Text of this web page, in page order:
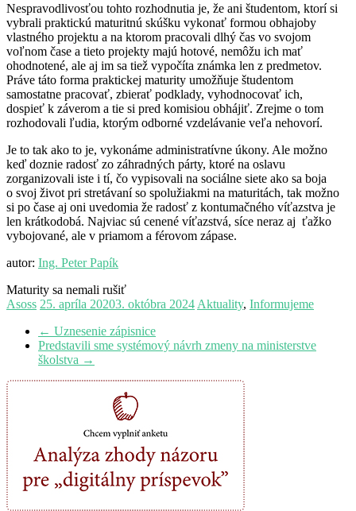
Nespravodlivosťou tohto rozhodnutia je, že ani študentom, ktorí si
vybrali praktickú maturitnú skúšku vykonať formou obhajoby
vlastného projektu a na ktorom pracovali dlhý čas vo svojom
voľnom čase a tieto projekty majú hotové, nemôžu ich mať
ohodnotené, ale aj im sa tiež vypočíta známka len z predmetov.
Práve táto forma praktickej maturity umožňuje študentom
samostatne pracovať, zbierať podklady, vyhodnocovať ich,
dospieť k záverom a tie si pred komisiou obhájiť. Zrejme o tom
rozhodovali ľudia, ktorým odborné vzdelávanie veľa nehovorí.
Je to tak ako to je, vykonáme administratívne úkony. Ale možno
keď doznie radosť zo záhradných párty, ktoré na oslavu
zorganizovali iste i tí, čo vypisovali na sociálne siete ako sa boja
o svoj život pri stretávaní so spolužiakmi na maturitách, tak možno
si po čase aj oni uvedomia že radosť z kontumačného víťazstva je
len krátkodobá. Najviac sú cenené víťazstvá, síce neraz aj ťažko
vybojované, ale v priamom a férovom zápase.
autor: Ing. Peter Papík
Maturity sa nemali rušiť
Asoss 25. apríla 20203. októbra 2024 Aktuality, Informujeme
← Uznesenie zápisnice
Predstavili sme systémový návrh zmeny na ministerstve
školstva →